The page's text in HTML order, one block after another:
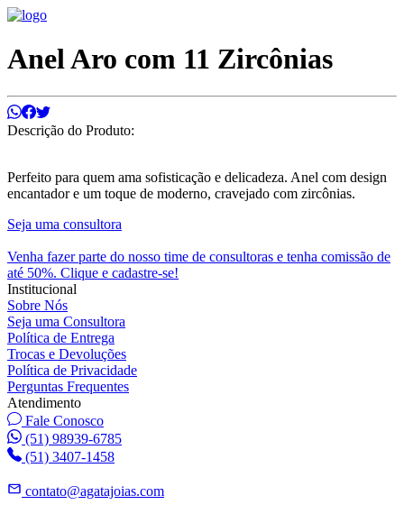
Anel Aro com 11 Zircônias
Descrição do Produto:
Perfeito para quem ama sofisticação e delicadeza. Anel com design
encantador e um toque de moderno, cravejado com zircônias.
Seja uma consultora
Venha fazer parte do nosso time de consultoras e tenha comissão de
até 50%. Clique e cadastre-se!
Institucional
Sobre Nós
Seja uma Consultora
Política de Entrega
Trocas e Devoluções
Política de Privacidade
Perguntas Frequentes
Atendimento
Fale Conosco
(51) 98939-6785
(51) 3407-1458
contato@agatajoias.com